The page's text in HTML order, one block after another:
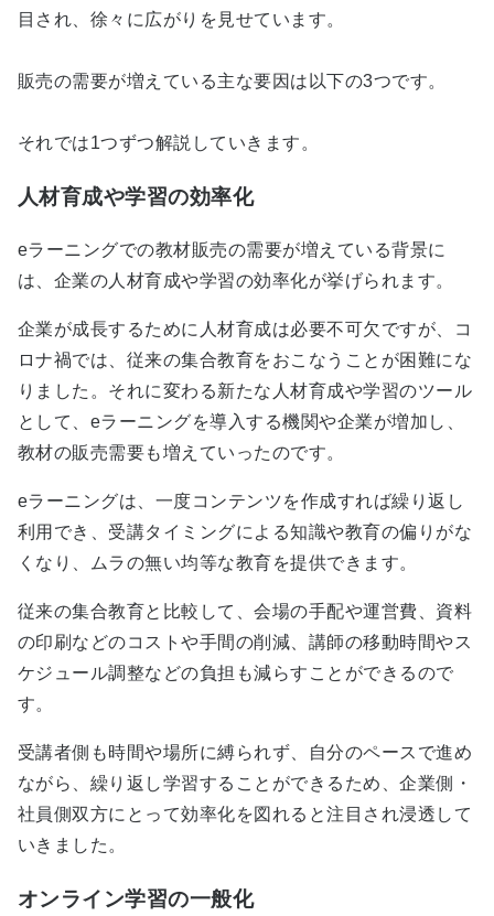
目され、徐々に広がりを見せています。
販売の需要が増えている主な要因は以下の3つです。
それでは1つずつ解説していきます。
人材育成や学習の効率化
eラーニングでの教材販売の需要が増えている背景に
は、企業の人材育成や学習の効率化が挙げられます。
企業が成長するために人材育成は必要不可欠ですが、コ
ロナ禍では、従来の集合教育をおこなうことが困難にな
りました。それに変わる新たな人材育成や学習のツール
として、eラーニングを導入する機関や企業が増加し、
教材の販売需要も増えていったのです。
eラーニングは、一度コンテンツを作成すれば繰り返し
利用でき、受講タイミングによる知識や教育の偏りがな
くなり、ムラの無い均等な教育を提供できます。
従来の集合教育と比較して、会場の手配や運営費、資料
の印刷などのコストや手間の削減、講師の移動時間やス
ケジュール調整などの負担も減らすことができるので
す。
受講者側も時間や場所に縛られず、自分のペースで進め
ながら、繰り返し学習することができるため、企業側・
社員側双方にとって効率化を図れると注目され浸透して
いきました。
オンライン学習の一般化